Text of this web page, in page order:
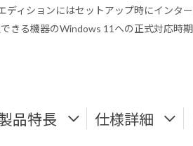
ィションにはセットアップ時にインタ
きる機器のWindows 11への正式対応時
品特長 仕様詳細